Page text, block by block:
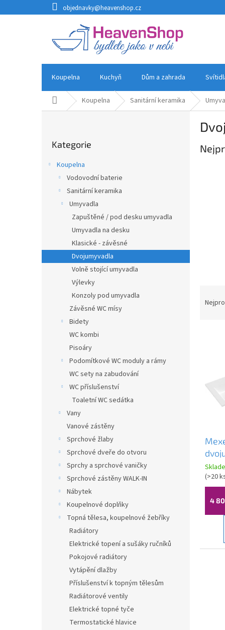
na
objednavky@heavenshop.cz
Koupelna Kuchyň Dům a zahrada
Domů Koupelna Sanitární keramika
e
l
kategorie
Kategorie
Koupelna
Vodovodní baterie
Sanitární keramika
Umyvadla
Zapuštěné / pod desku umyvadla
Umyvadla na desku
Klasické - závěsné
Dvojumyvadla
Volně stojící umyvadla
Výlevky
Konzoly pod umyvadla
Závěsné WC mísy
Bidety
WC kombi
Pisoáry
Podomítkové WC moduly a rámy
WC sety na zabudování
WC příslušenství
Toaletní WC sedátka
Vany
Vanové zástěny
Sprchové žlaby
Sprchové dveře do otvoru
Sprchy a sprchové vaničky
Sprchové zástěny WALK-IN
Nábytek
Koupelnové doplňky
Topná tělesa, koupelnové žebříky
Radiátory
Elektrické topení a sušáky ručníků
Pokojové radiátory
Vytápění dlažby
Příslušenství k topným tělesům
Radiátorové ventily
Elektrické topné tyče
Termostatické hlavice
cm,
(>20
4